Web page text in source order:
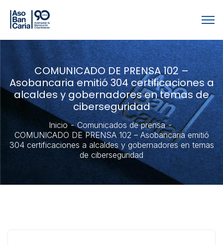
COMUNICADO DE PRENSA 102 –
Asobancaria emitió 304 certificaciones a
alcaldes y gobernadores en temas de
ciberseguridad
Inicio
Comunicados de prensa
COMUNICADO DE PRENSA 102 – Asobancaria emitió
304 certificaciones a alcaldes y gobernadores en temas
de ciberseguridad